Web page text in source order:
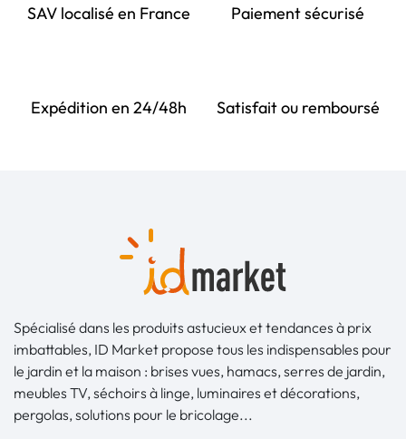
SAV localisé en France Paiement sécurisé
Expédition en 24/48h Satisfait ou remboursé
Spécialisé dans les produits astucieux et tendances à prix
imbattables, ID Market propose tous les indispensables pour
le jardin et la maison : brises vues, hamacs, serres de jardin,
meubles TV, séchoirs à linge, luminaires et décorations,
pergolas, solutions pour le bricolage...